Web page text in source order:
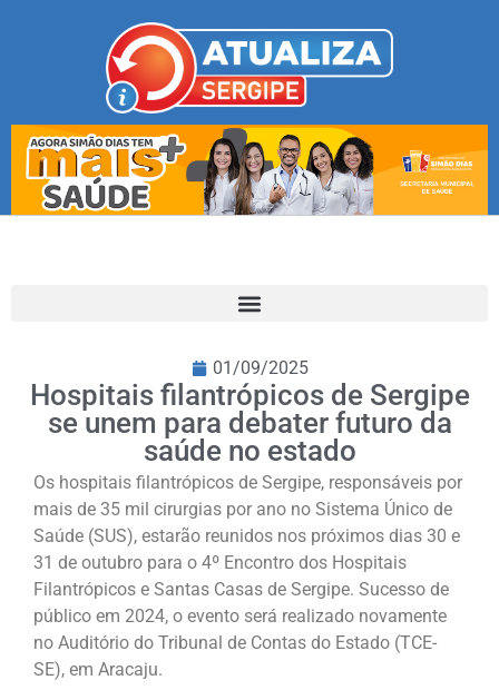
01/09/2025
Hospitais filantrópicos de Sergipe
se unem para debater futuro da
saúde no estado
Os hospitais filantrópicos de Sergipe, responsáveis por
mais de 35 mil cirurgias por ano no Sistema Único de
Saúde (SUS), estarão reunidos nos próximos dias 30 e
31 de outubro para o 4º Encontro dos Hospitais
Filantrópicos e Santas Casas de Sergipe. Sucesso de
público em 2024, o evento será realizado novamente
no Auditório do Tribunal de Contas do Estado (TCE-
SE), em Aracaju.